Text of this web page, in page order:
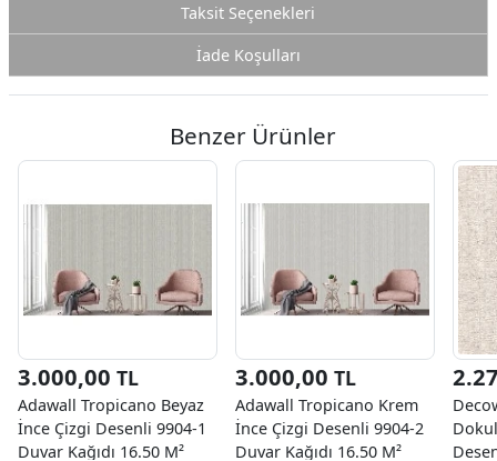
Taksit Seçenekleri
İade Koşulları
Benzer Ürünler
3.000,00 TL
Adawall Tropicano Beyaz
İnce Çizgi Desenli 9904-1
Duvar Kağıdı 16.50 M²
3.000,00 TL
Adawall Tropicano Krem
İnce Çizgi Desenli 9904-2
Duvar Kağıdı 16.50 M²